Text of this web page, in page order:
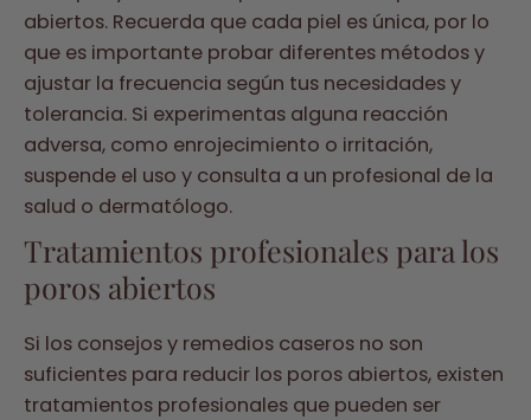
abiertos. Recuerda que cada piel es única, por lo
que es importante probar diferentes métodos y
ajustar la frecuencia según tus necesidades y
tolerancia. Si experimentas alguna reacción
adversa, como enrojecimiento o irritación,
suspende el uso y consulta a un profesional de la
salud o dermatólogo.
Tratamientos profesionales para los
poros abiertos
Si los consejos y remedios caseros no son
suficientes para reducir los poros abiertos, existen
tratamientos profesionales que pueden ser